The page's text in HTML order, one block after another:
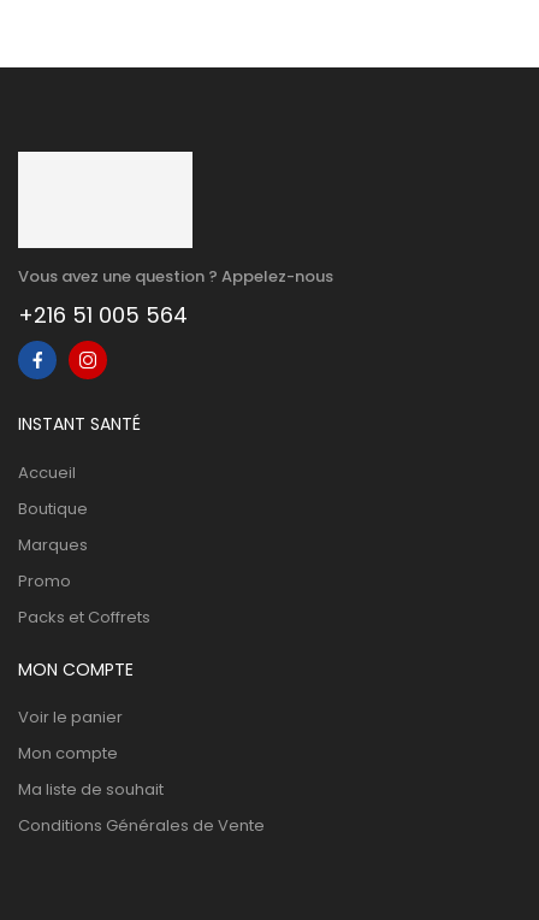
Vous avez une question ? Appelez-nous
+216 51 005 564
INSTANT SANTÉ
Accueil
Boutique
Marques
Promo
Packs et Coffrets
MON COMPTE
Voir le panier
Mon compte
Ma liste de souhait
Conditions Générales de Vente